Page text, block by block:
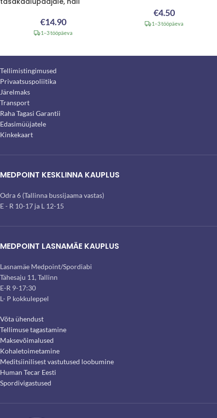
€14.90
1–3 tööpäeva
€4.50
1–3 tööpäeva
Tellimistingimused
Privaatsuspoliitika
Järelmaks
Transport
Raha Tagasi Garantii
Edasimüüjatele
Kinkekaart
MEDPOINT KESKLINNA KAUPLUS
Odra 6 (Tallinna bussijaama vastas)
E - R 10-17 ja L 12-15
MEDPOINT LASNAMÄE KAUPLUS
Lasnamäe Medpoint/Spordiabi
Tähesaju 11, Tallinn
E-R 9-17:30
L- P kokkuleppel
Võta ühendust
Tellimuse tagastamine
Maksevõimalused
Kohaletoimetamine
Meditsiinilisest vastutused loobumine
Human Tecar Eesti
Spordivigastused